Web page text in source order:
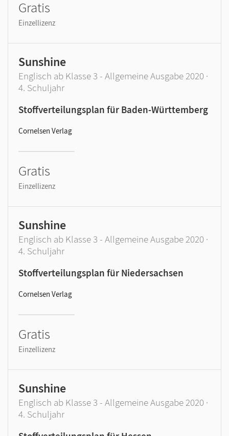
Gratis
Einzellizenz
Sunshine
Englisch ab Klasse 3 - Allgemeine Ausgabe 2020 ·
4. Schuljahr
Stoffverteilungsplan für Baden-Württemberg
Cornelsen Verlag
Gratis
Einzellizenz
Sunshine
Englisch ab Klasse 3 - Allgemeine Ausgabe 2020 ·
4. Schuljahr
Stoffverteilungsplan für Niedersachsen
Cornelsen Verlag
Gratis
Einzellizenz
Sunshine
Englisch ab Klasse 3 - Allgemeine Ausgabe 2020 ·
4. Schuljahr